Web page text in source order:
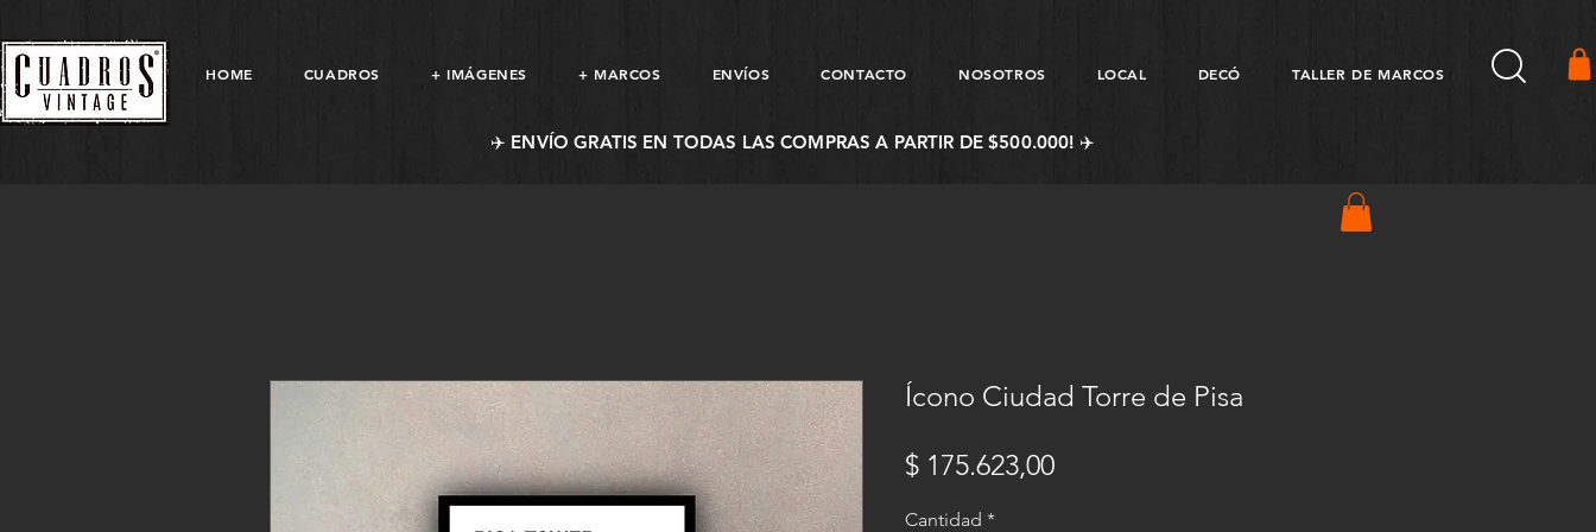
HOME CUADROS + IMÁGENES + MARCOS ENVÍOS CONTACTO NOSOTROS LOCAL DECÓ TALLER DE MARCOS
✈️ ENVÍO GRATIS EN TODAS LAS COMPRAS A PARTIR DE $500.000! ✈️
Ícono Ciudad Torre de Pisa
$ 175.623,00Precio
Cantidad *